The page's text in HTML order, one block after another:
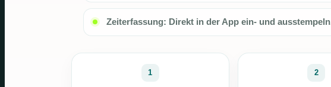
Zeiterfassung: Direkt in der App ein- und
1 2